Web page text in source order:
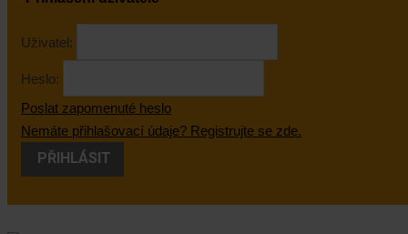
Uživatel:
Heslo:
Poslat zapomenuté heslo
Nemáte přihlašovací údaje? Registrujte se zde.